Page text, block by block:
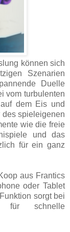
können sich
Szenarien
Duelle
vom turbulenten
dem Eis und
spieleigenen
wie die freie
und das
für ein ganz
aus Frantics
oder Tablet
sorgt bei
für schnelle